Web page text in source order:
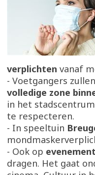
verplichten vanaf
- Voetgangers
volledige zone
in het
te respecteren.
- In speeltuin
- Ook op
dragen. Het gaat